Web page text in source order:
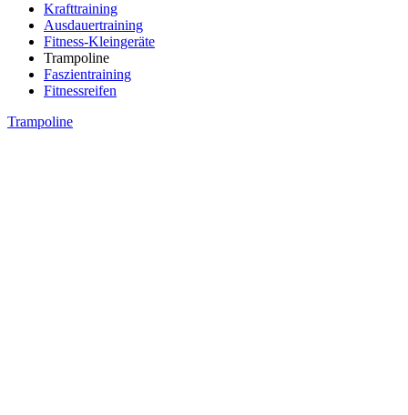
Krafttraining
Ausdauertraining
Fitness-Kleingeräte
Trampoline
Faszientraining
Fitnessreifen
Trampoline